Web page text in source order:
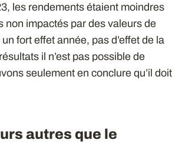
les rendements étaient moindres
non impactés par des valeurs de
fort effet année, pas d’effet de la
il n’est pas possible de
seulement en conclure qu’il doit
autres que le